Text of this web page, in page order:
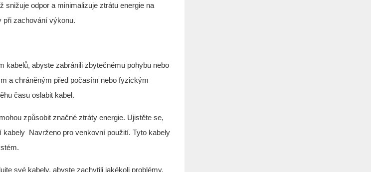
odpor a minimalizuje ztrátu energie na
při zachování výkonu.
kabelů, abyste zabránili zbytečnému pohybu nebo
a chráněným před počasím nebo fyzickým
času oslabit kabel.
způsobit značné ztráty energie. Ujistěte se,
kabely Navrženo pro venkovní použití. Tyto kabely
své kabely, abyste zachytili jakékoli problémy.